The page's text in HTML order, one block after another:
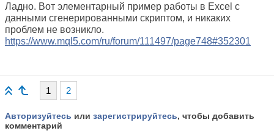
Ладно. Вот элементарный пример работы в Excel с
данными сгенерированными скриптом, и никаких
проблем не возникло.
https://www.mql5.com/ru/forum/111497/page748#352301
1 2
Авторизуйтесь или зарегистрируйтесь, чтобы добавить
комментарий